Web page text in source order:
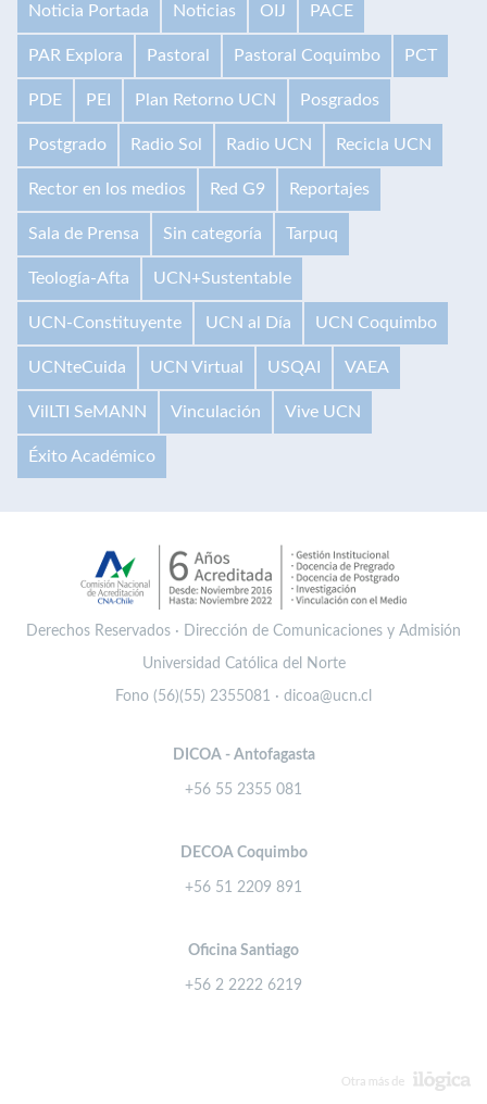
Noticia Portada Noticias OIJ PACE
PAR Explora Pastoral Pastoral Coquimbo PCT
PDE PEI Plan Retorno UCN Posgrados
Postgrado Radio Sol Radio UCN Recicla UCN
Rector en los medios Red G9 Reportajes
Sala de Prensa Sin categoría Tarpuq
Teología-Afta UCN+Sustentable
UCN-Constituyente UCN al Día UCN Coquimbo
UCNteCuida UCN Virtual USQAI VAEA
VilLTI SeMANN Vinculación Vive UCN
Éxito Académico
Derechos Reservados · Dirección de Comunicaciones y Admisión
Universidad Católica del Norte
Fono (56)(55) 2355081 · dicoa@ucn.cl
DICOA - Antofagasta
+56 55 2355 081
DECOA Coquimbo
+56 51 2209 891
Oficina Santiago
+56 2 2222 6219